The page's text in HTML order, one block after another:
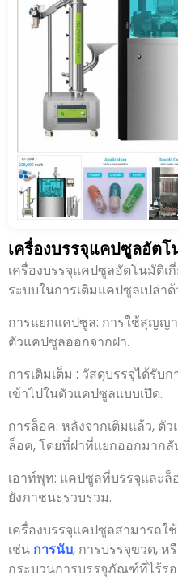
เครื่องบรรจุแคปซูลอัต
เครื่องบรรจุแคปซูลอัตโนมัติเ
ระบบในการเติมแคปซูลเปล่าด้
การแยกแคปซูล: การใช้สุญญ
ตัวแคปซูลออกจากฝา.
การเติมเต็ม : วัสดุบรรจุได้รับ
เข้าไปในตัวแคปซูลแบบเปิด.
การล็อค: หลังจากเติมแล้ว, ตั
ล็อค, โดยที่ฝาที่แยกออกมากลั
เอาท์พุท: แคปซูลที่บรรจุและล็
ยังภาชนะรวบรวม.
เครื่องบรรจุแคปซูลสามารถ
เช่น การนับ, การบรรจุขวด, ห
กระบวนการบรรจุภัณฑ์ที่ไร้ร